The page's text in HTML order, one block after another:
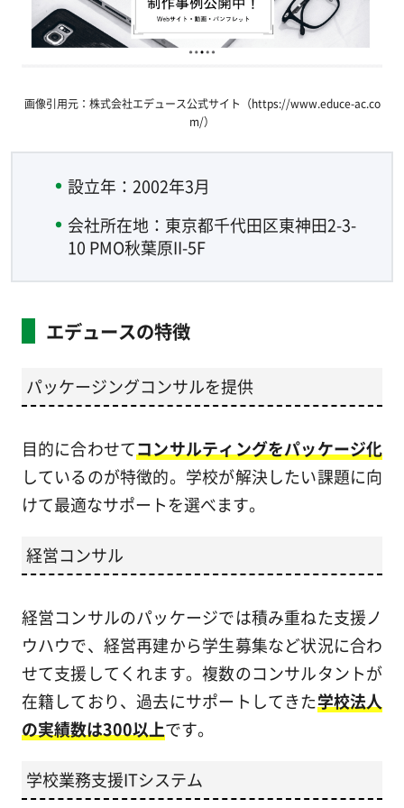
画像引用元：株式会社エデュース公式サイト（https://www.educe-ac.co
m/）
設立年：2002年3月
会社所在地：東京都千代田区東神田2-3-
10 PMO秋葉原II-5F
エデュースの特徴
パッケージングコンサルを提供
目的に合わせてコンサルティングをパッケージ化
しているのが特徴的。学校が解決したい課題に向
けて最適なサポートを選べます。
経営コンサル
経営コンサルのパッケージでは積み重ねた支援ノ
ウハウで、経営再建から学生募集など状況に合わ
せて支援してくれます。複数のコンサルタントが
在籍しており、過去にサポートしてきた学校法人
の実績数は300以上です。
学校業務支援ITシステム